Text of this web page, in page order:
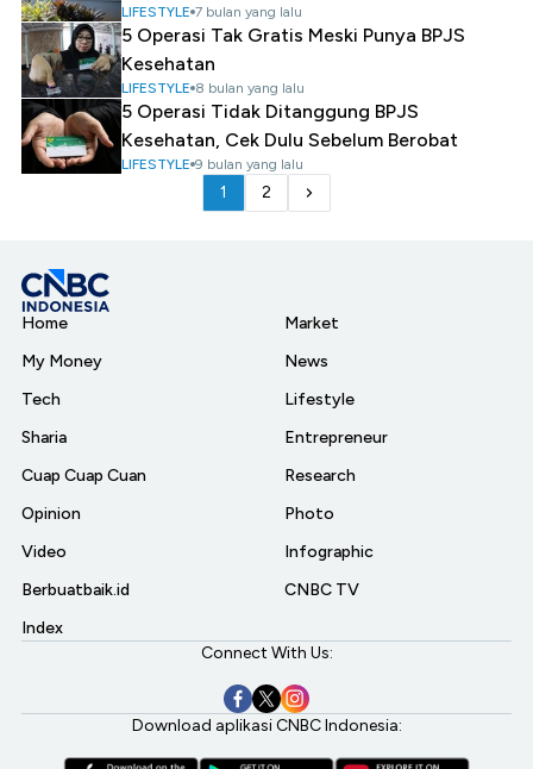
LIFESTYLE 7 bulan yang lalu
5 Operasi Tak Gratis Meski Punya BPJS
Kesehatan
LIFESTYLE 8 bulan yang lalu
5 Operasi Tidak Ditanggung BPJS
Kesehatan, Cek Dulu Sebelum Berobat
LIFESTYLE 9 bulan yang lalu
1 2
Home
My Money
Tech
Sharia
Cuap Cuap Cuan
Opinion
Video
Berbuatbaik.id
Index
Market
News
Lifestyle
Entrepreneur
Research
Photo
Infographic
CNBC TV
Connect With Us:
Download aplikasi CNBC Indonesia: